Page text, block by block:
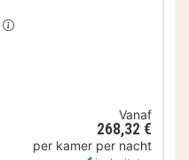
Vanaf
268,32 €
per kamer per nacht